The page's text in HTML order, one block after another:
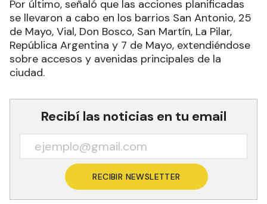
Por último, señaló que las acciones planificadas
se llevaron a cabo en los barrios San Antonio, 25
de Mayo, Vial, Don Bosco, San Martín, La Pilar,
República Argentina y 7 de Mayo, extendiéndose
sobre accesos y avenidas principales de la
ciudad.
Recibí las noticias en tu email
RECIBIR NEWSLETTER